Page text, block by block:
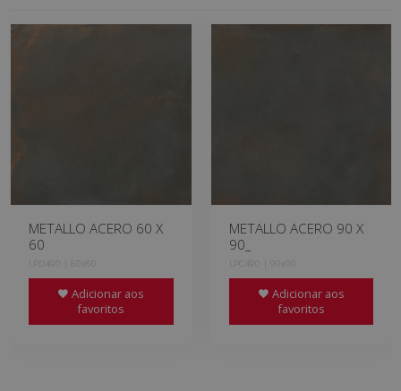
METALLO ACERO 60 X
60
LPD490 | 60x60
Adicionar aos
favoritos
METALLO ACERO 90 X
90_
LPC490 | 90x90
Adicionar aos
favoritos